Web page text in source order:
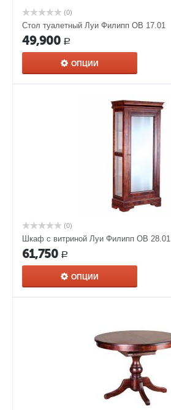
(0)
Стол туалетный Луи Филипп ОВ 17.01
49,900 Р
ОПЦИИ
(0)
Шкаф с витриной Луи Филипп ОВ 28.01
61,750 Р
ОПЦИИ